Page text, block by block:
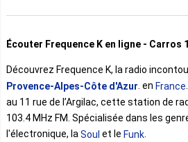
Écouter Frequence K en ligne - Carros
Découvrez Frequence K, la radio
Provence-Alpes-Côte d'Azur. en France
au 11 rue de l’Argilac, cette station de
103.4 MHz FM. Spécialisée dans les
l'électronique, la Soul et le Funk